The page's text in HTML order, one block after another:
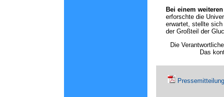
Bei einem weiteren
erforschte die
erwartet, stellte
der Großteil der
Die
Das
Pressemitteilung